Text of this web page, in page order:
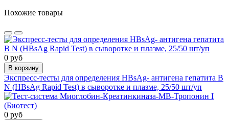
Похожие товары
0 руб
В корзину
Экспресс-тесты для определения HBsAg- антигена гепатита В
N (HBsAg Rapid Test) в сыворотке и плазме, 25/50 шт/уп
0 руб